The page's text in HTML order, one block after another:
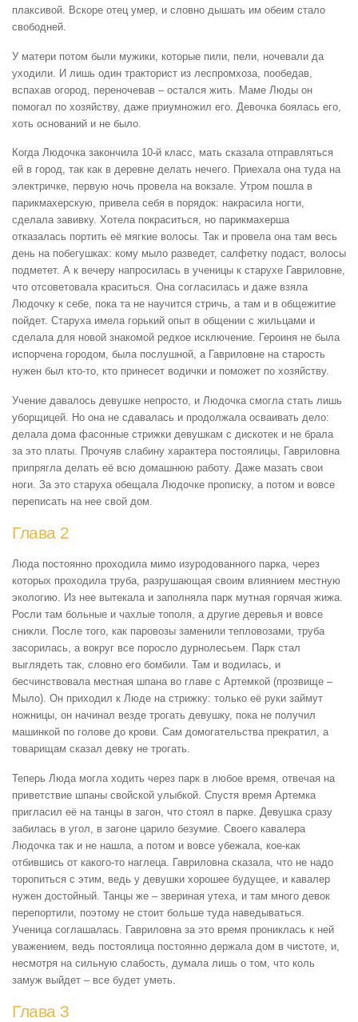
плаксивой. Вскоре отец умер, и словно дышать им обеим стало
свободней.
У матери потом были мужики, которые пили, пели, ночевали да
уходили. И лишь один тракторист из леспромхоза, пообедав,
вспахав огород, переночевав – остался жить. Маме Люды он
помогал по хозяйству, даже приумножил его. Девочка боялась его,
хоть оснований и не было.
Когда Людочка закончила 10-й класс, мать сказала отправляться
ей в город, так как в деревне делать нечего. Приехала она туда на
электричке, первую ночь провела на вокзале. Утром пошла в
парикмахерскую, привела себя в порядок: накрасила ногти,
сделала завивку. Хотела покраситься, но парикмахерша
отказалась портить её мягкие волосы. Так и провела она там весь
день на побегушках: кому мыло разведет, салфетку подаст, волосы
подметет. А к вечеру напросилась в ученицы к старухе Гавриловне,
что отсоветовала краситься. Она согласилась и даже взяла
Людочку к себе, пока та не научится стричь, а там и в общежитие
пойдет. Старуха имела горький опыт в общении с жильцами и
сделала для новой знакомой редкое исключение. Героиня не была
испорчена городом, была послушной, а Гавриловне на старость
нужен был кто-то, кто принесет водички и поможет по хозяйству.
Учение давалось девушке непросто, и Людочка смогла стать лишь
уборщицей. Но она не сдавалась и продолжала осваивать дело:
делала дома фасонные стрижки девушкам с дискотек и не брала
за это платы. Прочуяв слабину характера постоялицы, Гавриловна
припрягла делать её всю домашнюю работу. Даже мазать свои
ноги. За это старуха обещала Людочке прописку, а потом и вовсе
переписать на нее свой дом.
Глава 2
Люда постоянно проходила мимо изуродованного парка, через
которых проходила труба, разрушающая своим влиянием местную
экологию. Из нее вытекала и заполняла парк мутная горячая жижа.
Росли там больные и чахлые тополя, а другие деревья и вовсе
сникли. После того, как паровозы заменили тепловозами, труба
засорилась, а вокруг все поросло дурнолесьем. Парк стал
выглядеть так, словно его бомбили. Там и водилась, и
бесчинствовала местная шпана во главе с Артемкой (прозвище –
Мыло). Он приходил к Люде на стрижку: только её руки займут
ножницы, он начинал везде трогать девушку, пока не получил
машинкой по голове до крови. Сам домогательства прекратил, а
товарищам сказал девку не трогать.
Теперь Люда могла ходить через парк в любое время, отвечая на
приветствие шпаны свойской улыбкой. Спустя время Артемка
пригласил её на танцы в загон, что стоял в парке. Девушка сразу
забилась в угол, в загоне царило безумие. Своего кавалера
Людочка так и не нашла, а потом и вовсе убежала, кое-как
отбившись от какого-то наглеца. Гавриловна сказала, что не надо
торопиться с этим, ведь у девушки хорошее будущее, и кавалер
нужен достойный. Танцы же – звериная утеха, и там много девок
перепортили, поэтому не стоит больше туда наведываться.
Ученица соглашалась. Гавриловна за это время прониклась к ней
уважением, ведь постоялица постоянно держала дом в чистоте, и,
несмотря на сильную слабость, думала лишь о том, что коль
замуж выйдет – все будет уметь.
Глава 3